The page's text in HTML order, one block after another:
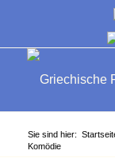
Sie sind hier:
Komödie